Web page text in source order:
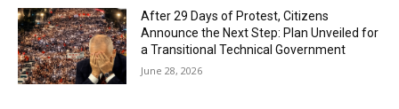
After 29 Days of Protest, Citizens
Announce the Next Step: Plan Unveiled for
a Transitional Technical Government
June 28, 2026